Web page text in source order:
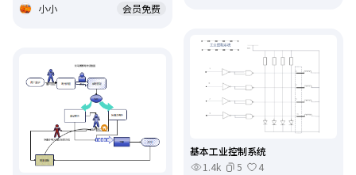
小小
会员免费
基本工业控制系统
1.4k
5
4